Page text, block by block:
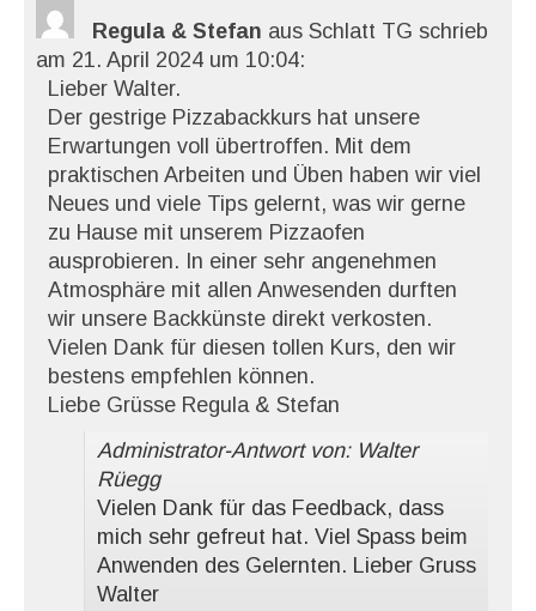
Regula & Stefan aus Schlatt TG schrieb
am 21. April 2024 um 10:04:
Lieber Walter.
Der gestrige Pizzabackkurs hat unsere
Erwartungen voll übertroffen. Mit dem
praktischen Arbeiten und Üben haben wir viel
Neues und viele Tips gelernt, was wir gerne
zu Hause mit unserem Pizzaofen
ausprobieren. In einer sehr angenehmen
Atmosphäre mit allen Anwesenden durften
wir unsere Backkünste direkt verkosten.
Vielen Dank für diesen tollen Kurs, den wir
bestens empfehlen können.
Liebe Grüsse Regula & Stefan
Administrator-Antwort von: Walter
Rüegg
Vielen Dank für das Feedback, dass
mich sehr gefreut hat. Viel Spass beim
Anwenden des Gelernten. Lieber Gruss
Walter